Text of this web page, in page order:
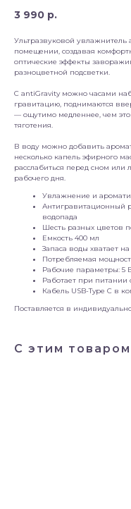
3 990 р.
Ультразвуковой увлажнитель
помещении, создавая
оптические эффекты
разноцветной подсветки.
С antiGravity можно часами
гравитацию, поднимаются
— ощутимо медленнее, чем
тяготения.
В воду можно добавить
несколько капель эфирного
расслабиться перед сном или
рабочего дня.
Увлажнение и
Антигравитационный
водопада
Шесть разных цветов
Емкость 400 мл
Запаса воды хватает
Потребляемая
Рабочие параметры: 5
Работает при питании
Кабель USB-Type C в
Поставляется в
С этим